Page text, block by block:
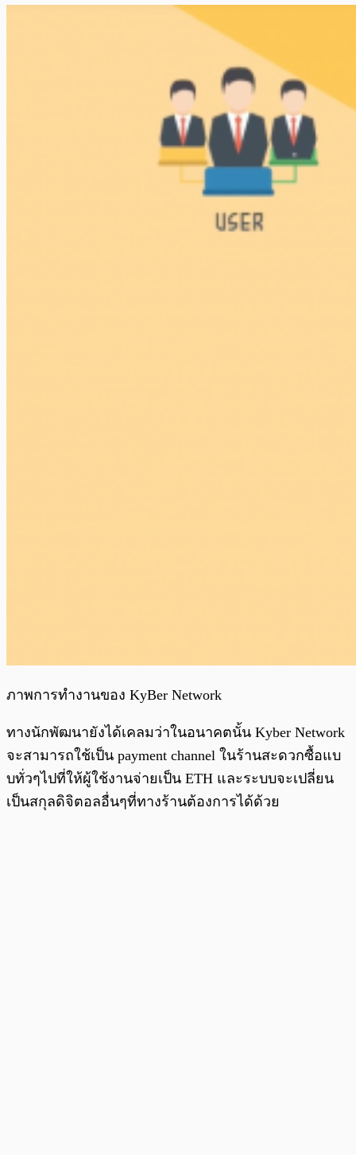
ภาพการทำงานของ KyBer Network
ทางนักพัฒนายังได้เคลมว่าในอนาคตนั้น Kyber Network
จะสามารถใช้เป็น payment channel ในร้านสะดวกซื้อแบ
บทั่วๆไปที่ให้ผู้ใช้งานจ่ายเป็น ETH และระบบจะเปลี่ยน
เป็นสกุลดิจิตอลอื่นๆที่ทางร้านต้องการได้ด้วย